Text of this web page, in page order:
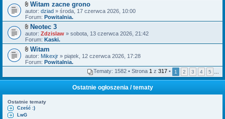
Z
a
ł
c
z
n
k
i
Witam zacne grono
autor: dziad » środa, 17 czerwca 2026, 10:00
Forum: Powitalnia.
Z
a
ł
ą
c
z
n
k
Neotec 3
autor: Zdzislaw » sobota, 13 czerwca 2026, 21:42
Forum: Kaski.
Z
a
ł
c
k
i
Witam
autor: Mikexjr » piątek, 12 czerwca 2026, 17:28
Forum: Powitalnia.
Tematy: 1582 • Strona 1 z 317 • 1 2 3 4 5 …
Ostatnie ogłoszenia / tematy
Ostatnie tematy
Cześć :)
LwG